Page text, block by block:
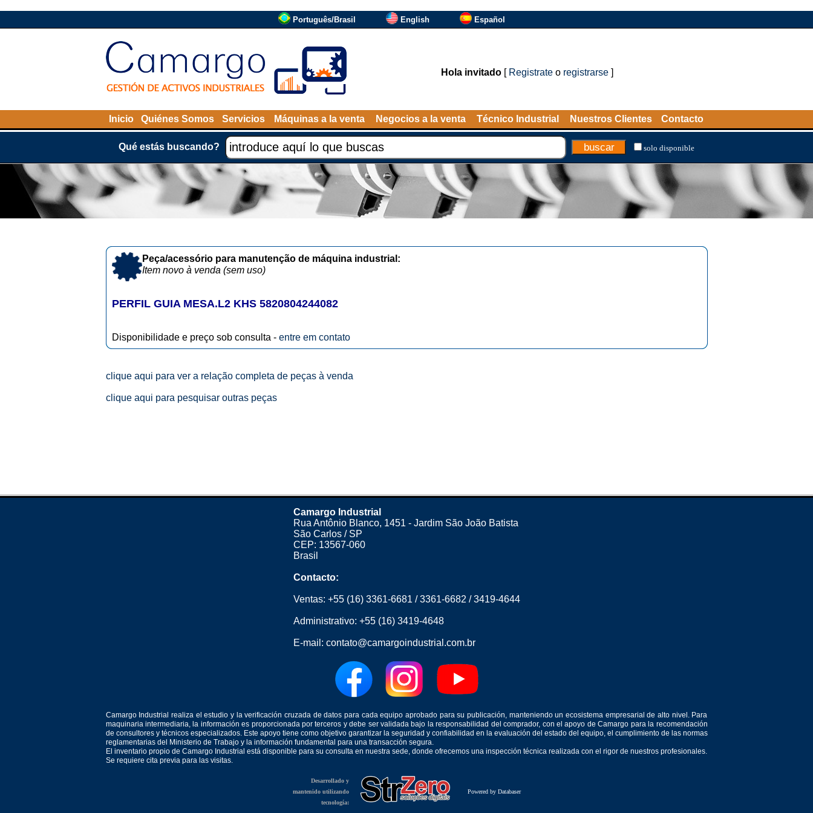
Português/Brasil English Español
Hola invitado[ Registrateo registrarse]
Inicio Quiénes Somos Servicios Máquinas a la venta Negocios a la venta Técnico Industrial Nuestros Clientes Contacto
Qué estás buscando? solo disponible
Peça/acessório para manutenção de máquina industrial:
Item novo à venda (sem uso)
PERFIL GUIA MESA.L2 KHS 5820804244082
Disponibilidade e preço sob consulta - entre em contato
clique aqui para ver a relação completa de peças à venda
clique aqui para pesquisar outras peças
Camargo Industrial
Rua Antônio Blanco, 1451 - Jardim São João Batista
São Carlos / SP
CEP: 13567-060
Brasil
Contacto:
Ventas: +55 (16) 3361-6681 /3361-6682 /3419-4644
Administrativo: +55 (16) 3419-4648
E-mail: contato@camargoindustrial.com.br
Camargo Industrial realiza el estudio y la verificación cruzada de datos para cada equipo aprobado para su publicación, manteniendo un ecosistema empresarial de alto nivel. Para
maquinaria intermediaria, la información es proporcionada por terceros y debe ser validada bajo la responsabilidad del comprador, con el apoyo de Camargo para la recomendación
de consultores y técnicos especializados. Este apoyo tiene como objetivo garantizar la seguridad y confiabilidad en la evaluación del estado del equipo, el cumplimiento de las normas
reglamentarias del Ministerio de Trabajo y la información fundamental para una transacción segura.
El inventario propio de Camargo Industrial está disponible para su consulta en nuestra sede, donde ofrecemos una inspección técnica realizada con el rigor de nuestros profesionales.
Se requiere cita previa para las visitas.
Desarrollado y
mantenido utilizando
tecnología:
Powered by Databaser